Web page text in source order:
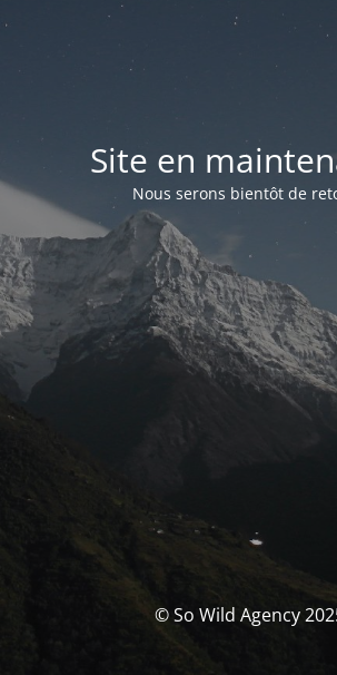
Site en
Nous serons bientôt de
© So Wild Agency